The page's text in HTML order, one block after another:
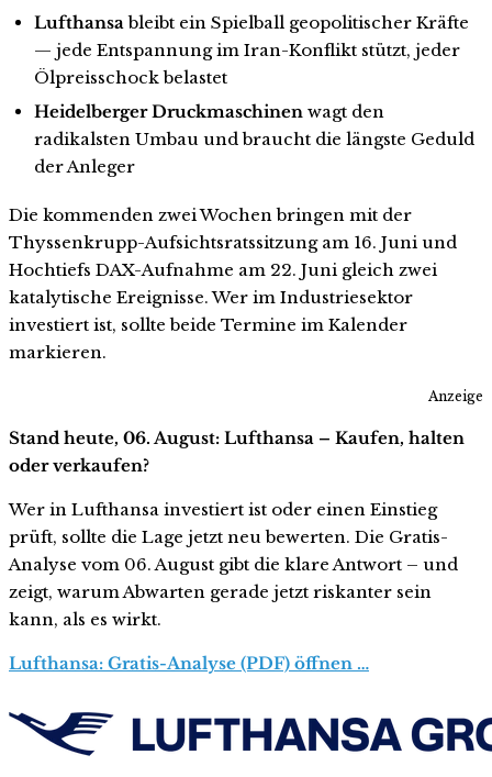
Lufthansableibt ein Spielball geopolitischer Kräfte
— jede Entspannung im Iran-Konflikt stützt, jeder
Ölpreisschock belastet
Heidelberger Druckmaschinenwagt den
radikalsten Umbau und braucht die längste Geduld
der Anleger
Die kommenden zwei Wochen bringen mit der
Thyssenkrupp-Aufsichtsratssitzung am 16. Juni und
Hochtiefs DAX-Aufnahme am 22. Juni gleich zwei
katalytische Ereignisse. Wer im Industriesektor
investiert ist, sollte beide Termine im Kalender
markieren.
Anzeige
Stand heute, 06. August: Lufthansa – Kaufen, halten
oder verkaufen?
Wer in Lufthansa investiert ist oder einen Einstieg
prüft, sollte die Lage jetzt neu bewerten. Die Gratis-
Analyse vom 06. August gibt die klare Antwort – und
zeigt, warum Abwarten gerade jetzt riskanter sein
kann, als es wirkt.
Lufthansa: Gratis-Analyse (PDF) öffnen …